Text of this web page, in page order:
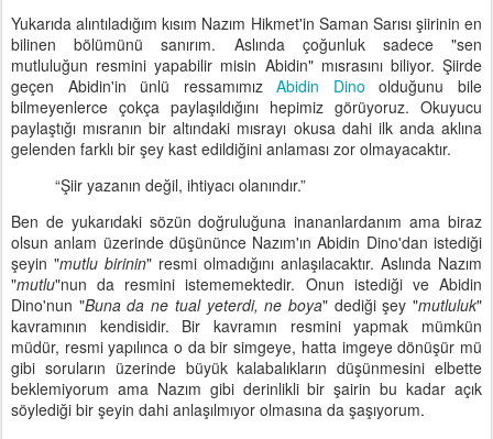
Yukarıda alıntıladığım kısım Nazım Hikmet'in Saman Sarısı şiirinin en
bilinen bölümünü sanırım. Aslında çoğunluk sadece "sen
mutluluğun resmini yapabilir misin Abidin" mısrasını biliyor. Şiirde
geçen Abidin'in ünlü ressamımızAbidin Dino olduğunu bile
bilmeyenlerce çokça paylaşıldığını hepimiz görüyoruz. Okuyucu
paylaştığı mısranın bir altındaki mısrayı okusa dahi ilk anda aklına
gelenden farklı bir şey kast edildiğini anlaması zor olmayacaktır.
“Şiir yazanın değil, ihtiyacı olanındır.”
Ben de yukarıdaki sözün doğruluğuna inananlardanım ama biraz
olsun anlam üzerinde düşününce Nazım'ın Abidin Dino'dan istediği
şeyin "mutlu birinin" resmi olmadığını anlaşılacaktır. Aslında Nazım
"mutlu"nun da resmini istememektedir. Onun istediği ve Abidin
Dino'nun "Buna da ne tual yeterdi, ne boya" dediği şey "mutluluk"
kavramının kendisidir. Bir kavramın resmini yapmak mümkün
müdür, resmi yapılınca o da bir simgeye, hatta imgeye dönüşür mü
gibi soruların üzerinde büyük kalabalıkların düşünmesini elbette
beklemiyorum ama Nazım gibi derinlikli bir şairin bu kadar açık
söylediği bir şeyin dahi anlaşılmıyor olmasına da şaşıyorum.